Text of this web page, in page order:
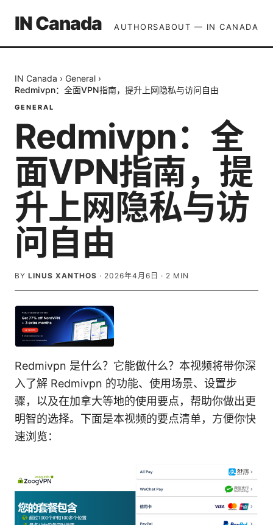
IN Canada AUTHORSABOUT — IN CANADA
IN Canada › General ›
Redmivpn：全面VPN指南，提升上网隐私与访问自由
GENERAL
Redmivpn：全
面VPN指南，提
升上网隐私与访
问自由
BY LINUS XANTHOS · 2026年4月6日 · 2 MIN
Redmivpn 是什么？它能做什么？本视频将带你深
入了解 Redmivpn 的功能、使用场景、设置步
骤，以及在加拿大等地的使用要点，帮助你做出更
明智的选择。下面是本视频的要点清单，方便你快
速浏览：